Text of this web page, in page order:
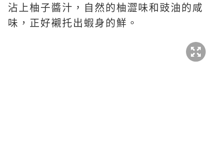
沾上柚子醬汁，自然的柚澀味和豉油的咸
味，正好襯托出蝦身的鮮。